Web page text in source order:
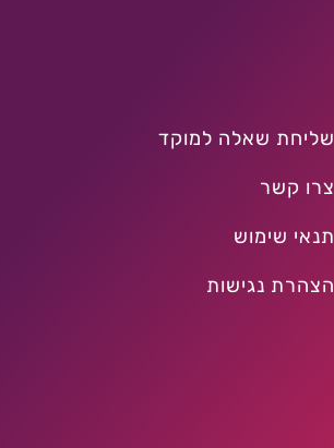
שליחת שאלה למוקד
צרו קשר
תנאי שימוש
הצהרת נגישות